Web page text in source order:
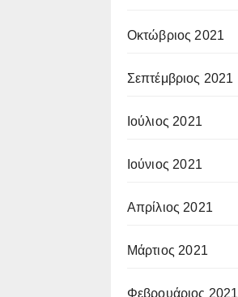
Οκτώβριος 2021
Σεπτέμβριος 2021
Ιούλιος 2021
Ιούνιος 2021
Απρίλιος 2021
Μάρτιος 2021
Φεβρουάριος 2021